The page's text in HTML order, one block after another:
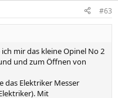
#63
mir das kleine Opinel No 2
und zum Öffnen von
das Elektriker Messer
Mit